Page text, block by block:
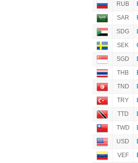
RUB
SAR
SDG
SEK
SGD
THB
TND
TRY
TTD
TWD
USD
VEF